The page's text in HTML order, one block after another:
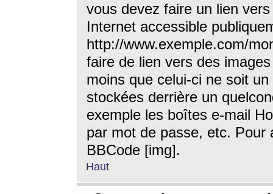
vous devez faire un lien
Internet accessible
http://www.exemple.com/
faire de lien vers des
moins que celui-ci ne soit
stockées derrière un
exemple les boîtes e-mail
par mot de passe, etc. Pour
BBCode [img].
Haut